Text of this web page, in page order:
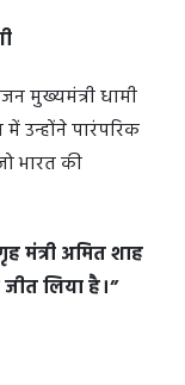
मुख्यमंत्री धामी
पारंपरिक
भारत की
मंत्री अमित शाह
लिया है।”